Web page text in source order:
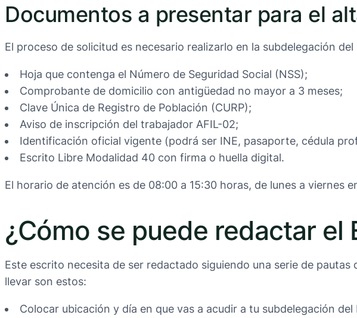
Documentos a presentar para el
El proceso de solicitud es necesario realizarlo en la subdelegación
Hoja que contenga el Número de Seguridad Social (NSS);
Comprobante de domicilio con antigüedad no mayor a 3 meses;
Clave Única de Registro de Población (CURP);
Aviso de inscripción del trabajador AFIL-02;
Identificación oficial vigente (podrá ser INE, pasaporte, cédula
Escrito Libre Modalidad 40 con firma o huella digital.
El horario de atención es de 08:00 a 15:30 horas, de lunes a viernes
¿Cómo se puede redactar
Este escrito necesita de ser redactado siguiendo una serie de
llevar son estos:
Colocar ubicación y día en que vas a acudir a tu subdelegación